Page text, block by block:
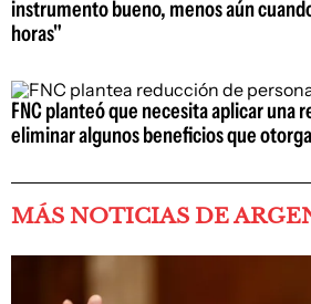
instrumento bueno, menos aún
horas"
FNC planteó que necesita aplicar una
eliminar algunos beneficios que
MÁS NOTICIAS DE